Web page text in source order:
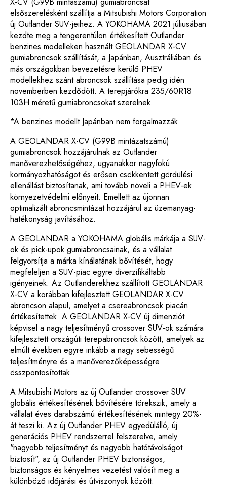
elsőszerelésként szállítja a Mitsubishi Motors Corporation
új Outlander SUV-jeihez. A YOKOHAMA 2021 júliusában
kezdte meg a tengerentúlon értékesített Outlander
benzines modelleken használt GEOLANDAR X-CV
gumiabroncsok szállítását, a Japánban, Ausztráliában és
más országokban bevezetésre kerülő PHEV
modellekhez szánt abroncsok szállítása pedig idén
novemberben kezdődött. A terepjárókra 235/60R18
103H méretű gumiabroncsokat szerelnek.
*A benzines modellt Japánban nem forgalmazzák.
A GEOLANDAR X-CV (G99B mintázatszámú)
gumiabroncsok hozzájárulnak az Outlander
manőverezhetőségéhez, ugyanakkor nagyfokú
kormányozhatóságot és erősen csökkentett gördülési
ellenállást biztosítanak, ami tovább növeli a PHEV-ek
környezetvédelmi előnyeit. Emellett az újonnan
optimalizált abroncsmintázat hozzájárul az üzemanyag-
hatékonyság javításához.
A GEOLANDAR a YOKOHAMA globális márkája a SUV-
ok és pick-upok gumiabroncsainak, és a vállalat
felgyorsítja a márka kínálatának bővítését, hogy
megfeleljen a SUV-piac egyre diverzifikáltabb
igényeinek. Az Outlanderekhez szállított GEOLANDAR
X-CV a korábban kifejlesztett GEOLANDAR X-CV
abroncson alapul, amelyet a csereabroncsok piacán
értékesítettek. A GEOLANDAR X-CV új dimenziót
képvisel a nagy teljesítményű crossover SUV-ok számára
kifejlesztett országúti terepabroncsok között, amelyek az
elmúlt években egyre inkább a nagy sebességű
teljesítményre és a manőverezőképességre
összpontosítottak.
A Mitsubishi Motors az új Outlander crossover SUV
globális értékesítésének bővítésére törekszik, amely a
vállalat éves darabszámú értékesítésének mintegy 20%-
át teszi ki. Az új Outlander PHEV egyedülálló, új
generációs PHEV rendszerrel felszerelve, amely
"nagyobb teljesítményt és nagyobb hatótávolságot
biztosít", az új Outlander PHEV biztonságos,
biztonságos és kényelmes vezetést valósít meg a
különböző időjárási és útviszonyok között.